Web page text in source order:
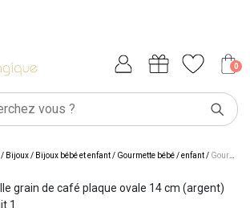
0
/ Bijoux/ Bijoux bébé et enfant/ Gourmette bébé / enfant/ Gourmette maille grain de café plaque ovale 14 cm (argent)